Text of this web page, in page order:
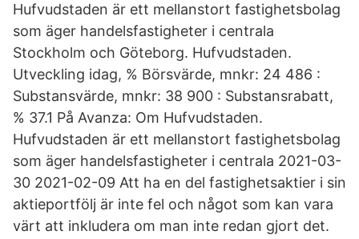
Hufvudstaden är ett mellanstort fastighetsbolag
som äger handelsfastigheter i centrala
Stockholm och Göteborg. Hufvudstaden.
Utveckling idag, % Börsvärde, mnkr: 24 486 :
Substansvärde, mnkr: 38 900 : Substansrabatt,
% 37.1 På Avanza: Om Hufvudstaden.
Hufvudstaden är ett mellanstort fastighetsbolag
som äger handelsfastigheter i centrala 2021-03-
30 2021-02-09 Att ha en del fastighetsaktier i sin
aktieportfölj är inte fel och något som kan vara
värt att inkludera om man inte redan gjort det.